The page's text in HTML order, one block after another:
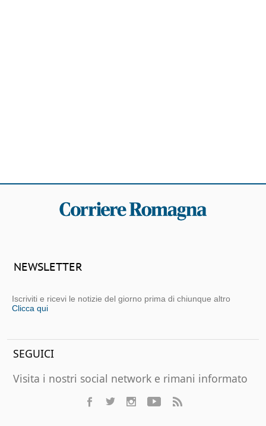
NEWSLETTER
Iscriviti e ricevi le notizie del giorno prima di chiunque altro
Clicca qui
SEGUICI
Visita i nostri social network e rimani informato